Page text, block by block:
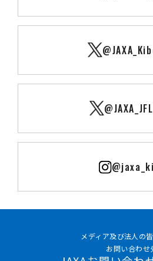
メディア及び法人の
お問い合わせ